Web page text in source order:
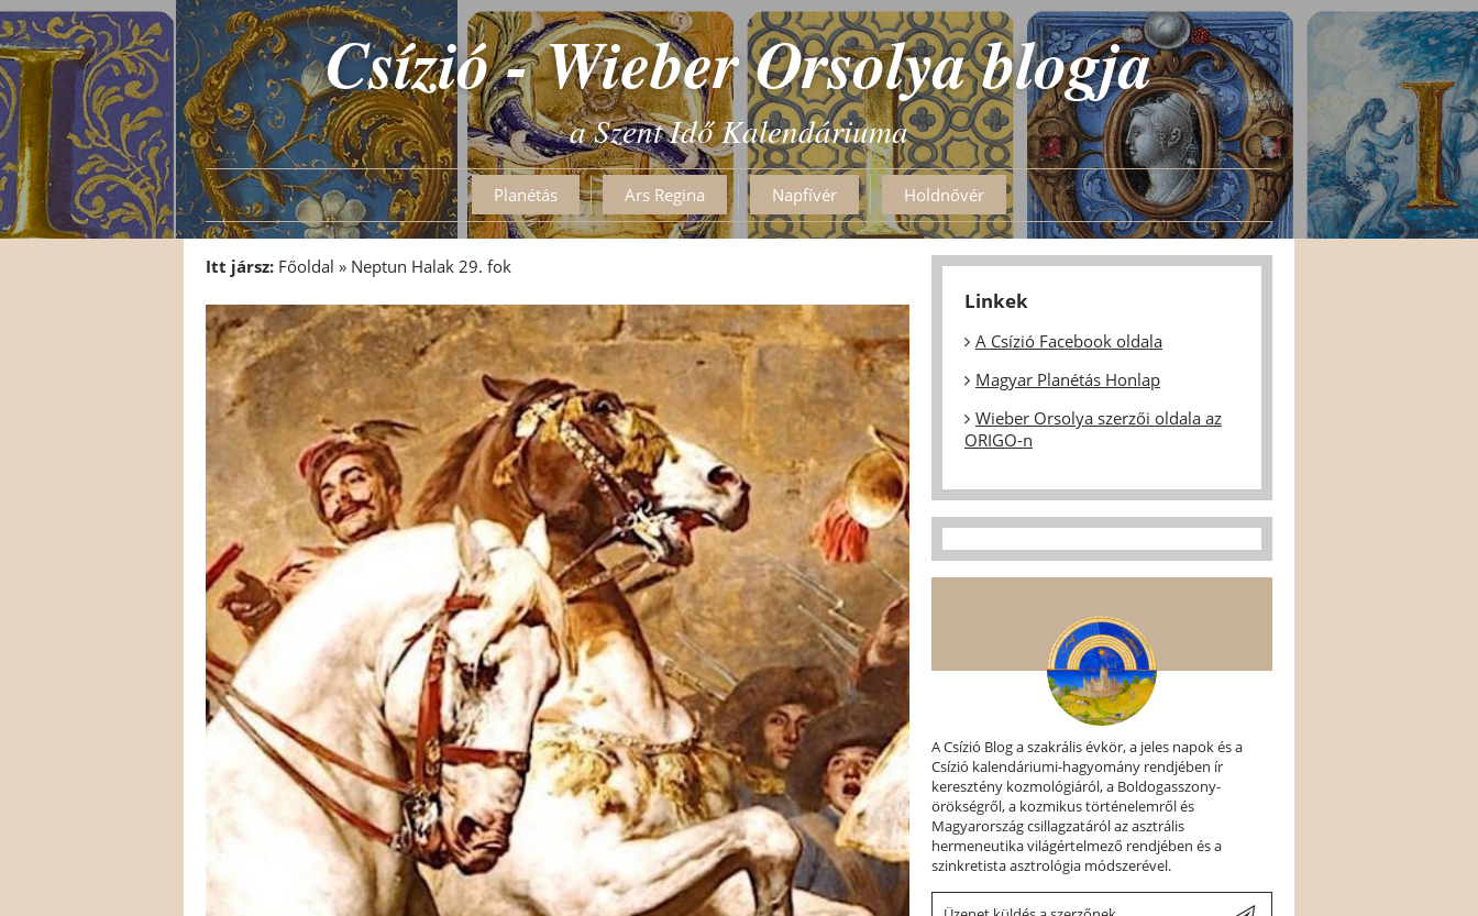
Csízió - Wieber Orsolya blogja
a Szent Idő Kalendáriuma
Planétás Ars Regina Napfívér Holdnővér
Itt jársz: Főoldal » Neptun Halak 29. fok
Linkek
A Csízió Facebook oldala
Magyar Planétás Honlap
Wieber Orsolya szerzői oldala az
ORIGO-n
A Csízió Blog a szakrális évkör, a jeles napok és a
Csízió kalendáriumi-hagyomány rendjében ír
keresztény kozmológiáról, a Boldogasszony-
örökségről, a kozmikus történelemről és
Magyarország csillagzatáról az asztrális
hermeneutika világértelmező rendjében és a
szinkretista asztrológia módszerével.